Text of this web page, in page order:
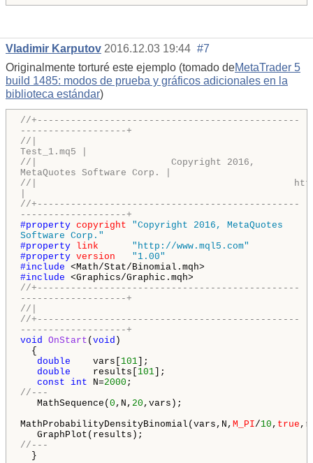
Vladimir Karputov 2016.12.03 19:44 #7
Originalmente torturé este ejemplo (tomado deMetaTrader 5
build 1485: modos de prueba y gráficos adicionales en la
biblioteca estándar)
//+-----------------------------------------------
-------------------+
//
Test_1.mq5 |
//| Copyright 2016,
MetaQuotes Software Corp. |
//| http://
//+-----------------------------------------------
-------------------+
#property copyright
"Copyright 2016, MetaQuotes
Software Corp."
#property link
"http://www.mql5.com"
#property version
"1.00"
#include <Math/Stat/Binomial.mqh>
#include <Graphics/Graphic.mqh>
//+-----------------------------------------------
-------------------+
//|
//+-----------------------------------------------
-------------------+
void OnStart ( void )
{
double vars[ 101 ];
double results[ 101 ];
const
int N=2000 ;
//---
MathSequence( 0 ,N, 20 ,vars);
MathProbabilityDensityBinomial(vars,N, M_PI/10 , true
GraphPlot(results);
//---
}